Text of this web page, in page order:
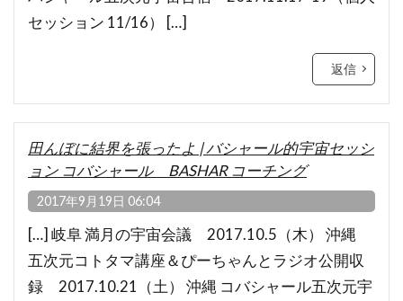
セッション 11/16） […]
返信
田んぼに結界を張ったよ | バシャール的宇宙セッシ
ョン コバシャール BASHAR コーチング
2017年9月19日 06:04
[…] 岐阜 満月の宇宙会議 2017.10.5（木） 沖縄
五次元コトタマ講座＆ぴーちゃんとラジオ公開収
録 2017.10.21（土） 沖縄 コバシャール五次元宇